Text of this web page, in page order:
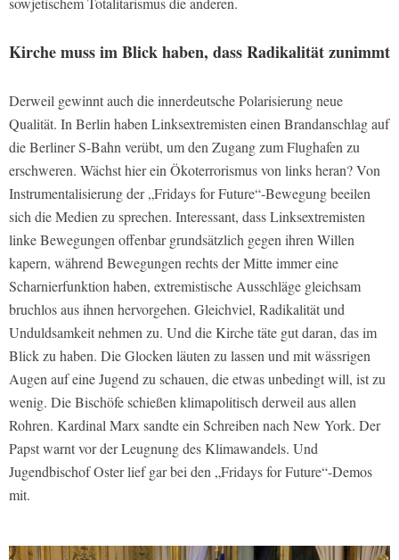
Kirche muss im Blick haben, dass Radikalität zunimmt
Derweil gewinnt auch die innerdeutsche Polarisierung neue
Qualität. In Berlin haben Linksextremisten einen Brandanschlag auf
die Berliner S-Bahn verübt, um den Zugang zum Flughafen zu
erschweren. Wächst hier ein Ökoterrorismus von links heran? Von
Instrumentalisierung der „Fridays for Future“-Bewegung beeilen
sich die Medien zu sprechen. Interessant, dass Linksextremisten
linke Bewegungen offenbar grundsätzlich gegen ihren Willen
kapern, während Bewegungen rechts der Mitte immer eine
Scharnierfunktion haben, extremistische Ausschläge gleichsam
bruchlos aus ihnen hervorgehen. Gleichviel, Radikalität und
Unduldsamkeit nehmen zu. Und die Kirche täte gut daran, das im
Blick zu haben. Die Glocken läuten zu lassen und mit wässrigen
Augen auf eine Jugend zu schauen, die etwas unbedingt will, ist zu
wenig. Die Bischöfe schießen klimapolitisch derweil aus allen
Rohren. Kardinal Marx sandte ein Schreiben nach New York. Der
Papst warnt vor der Leugnung des Klimawandels. Und
Jugendbischof Oster lief gar bei den „Fridays for Future“-Demos
mit.